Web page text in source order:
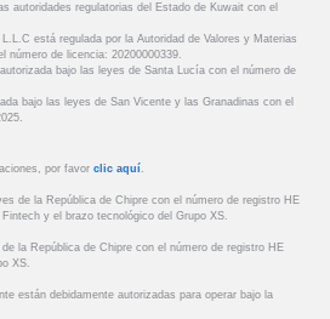
autoridades regulatorias del Estado de Kuwait con el
está regulada por la Autoridad de Valores y Materias
número de licencia: 20200000339.
bajo las leyes de Santa Lucía con el número de
bajo las leyes de San Vicente y las Granadinas con el
por favor clic aquí .
de la República de Chipre con el número de registro HE
y el brazo tecnológico del Grupo XS.
la República de Chipre con el número de registro HE
XS.
están debidamente autorizadas para operar bajo la